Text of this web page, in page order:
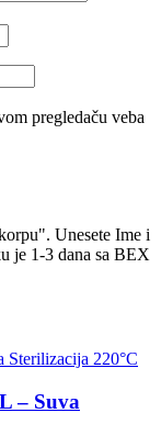
pregledaču veba
Unesete Ime i
je 1-3 dana sa BEX
– Suva